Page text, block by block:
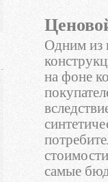
Одним из
на фоне
самые